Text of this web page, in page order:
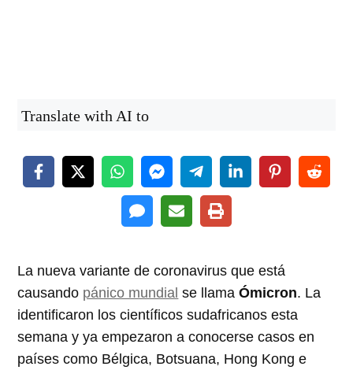
Translate with AI to
La nueva variante de coronavirus que está
causando pánico mundial se llamaÓmicron. La
identificaron los científicos sudafricanos esta
semana y ya empezaron a conocerse casos en
países como Bélgica, Botsuana, Hong Kong e